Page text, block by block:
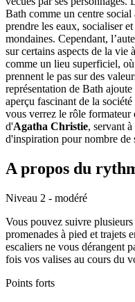
Bath comme un centre
prendre les eaux, socialiser
mondaines. Cependant,
sur certains aspects de la
comme un lieu superficiel,
prennent le pas sur des
représentation de Bath
aperçu fascinant de la
vous verrez le rôle
d'Agatha Christie, servant
d'inspiration pour nombre de
A propos du
Niveau 2 - modéré
Vous pouvez suivre
promenades à pied et trajets
escaliers ne vous dérangent
fois vos valises au cours du
Points forts